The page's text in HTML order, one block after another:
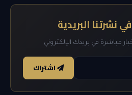
نشرتنا البريدية
مباشرة في بريدك الإلكتروني
اشتراك